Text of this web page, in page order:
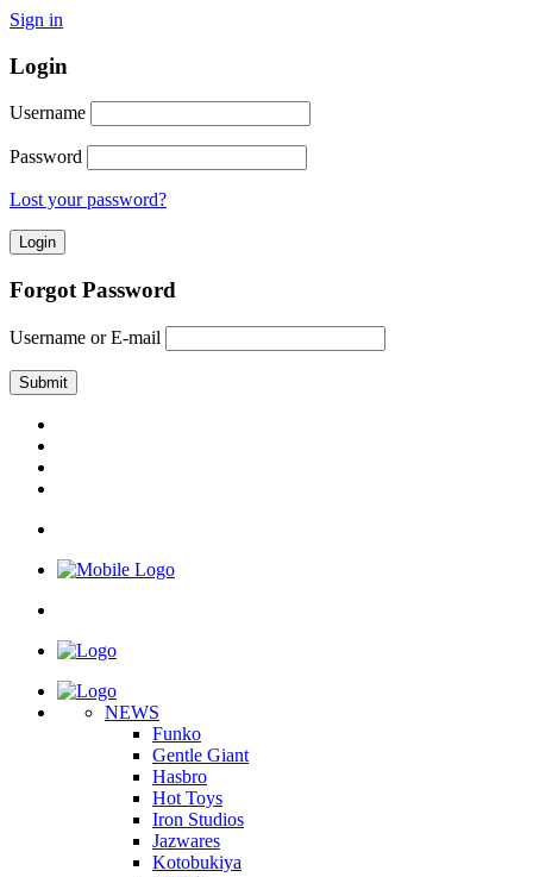
Sign in
Login
Username
Password
Lost your password?
Forgot Password
Username or E-mail
NEWS
Funko
Gentle Giant
Hasbro
Hot Toys
Iron Studios
Jazwares
Kotobukiya